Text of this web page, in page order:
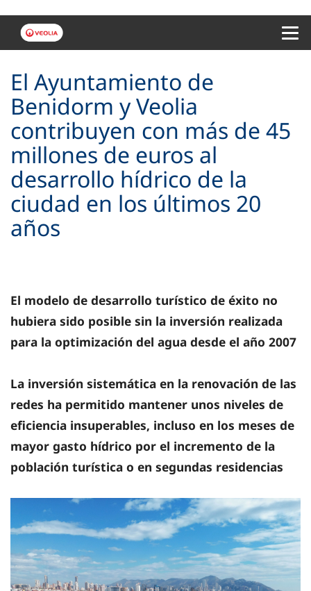
El Ayuntamiento de
Benidorm y Veolia
contribuyen con más de 45
millones de euros al
desarrollo hídrico de la
ciudad en los últimos 20
años
El modelo de desarrollo turístico de éxito no
hubiera sido posible sin la inversión realizada
para la optimización del agua desde el año 2007
La inversión sistemática en la renovación de las
redes ha permitido mantener unos niveles de
eficiencia insuperables, incluso en los meses de
mayor gasto hídrico por el incremento de la
población turística o en segundas residencias